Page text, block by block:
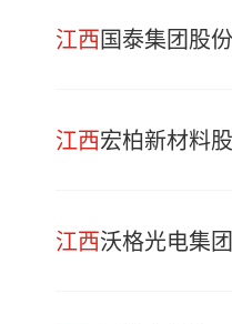
江西国泰集团股
江西宏柏新材料
江西沃格光电集